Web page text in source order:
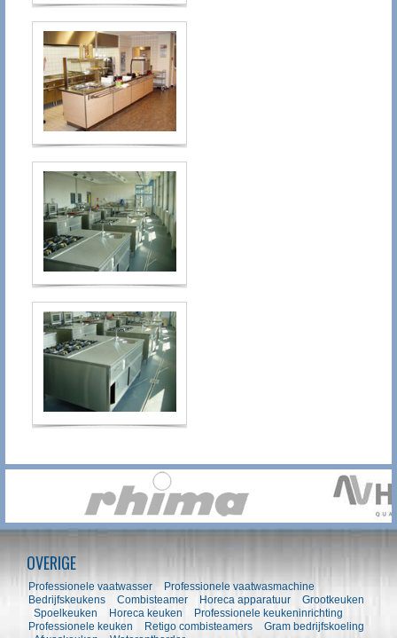
OVERIGE
Professionele vaatwasser
Professionele vaatwasmachine
Bedrijfskeukens
Combisteamer Horeca apparatuur
Grootkeuken
Spoelkeuken
Horeca keuken
Professionele keukeninrichting
Professionele keuken
Retigo combisteamers
Gram bedrijfskoeling